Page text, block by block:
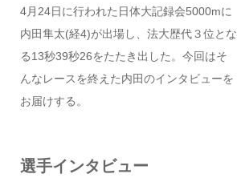
4月24日に行われた日体大記録会5000mに
内田隼太(経4)が出場し、法大歴代３位とな
る13秒39秒26をたたき出した。今回はそ
んなレースを終えた内田のインタビューを
お届けする。
選手インタビュー